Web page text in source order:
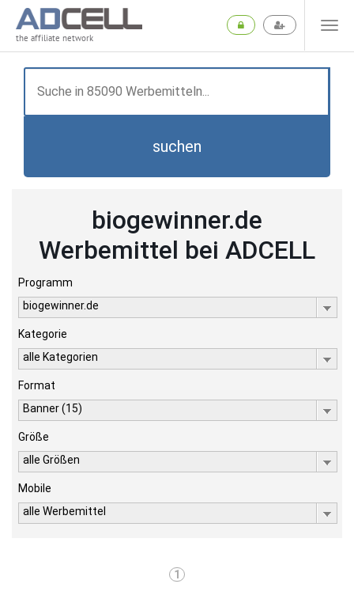
the affiliate network
suchen
biogewinner.de
Werbemittel bei ADCELL
Programm
biogewinner.de
Kategorie
alle Kategorien
Format
Banner (15)
Größe
alle Größen
Mobile
alle Werbemittel
1